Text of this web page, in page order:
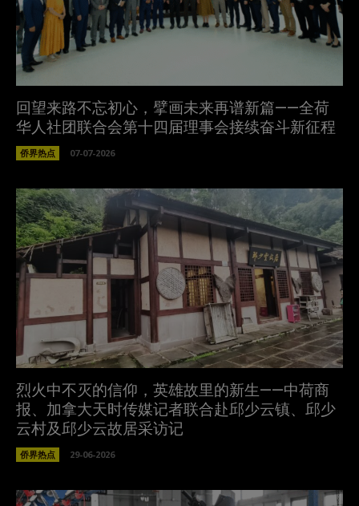
回望来路不忘初心，擘画未来再谱新篇——全荷
华人社团联合会第十四届理事会接续奋斗新征程
侨界热点 07-07-2026
烈火中不灭的信仰，英雄故里的新生——中荷商
报、加拿大天时传媒记者联合赴邱少云镇、邱少
云村及邱少云故居采访记
侨界热点 29-06-2026